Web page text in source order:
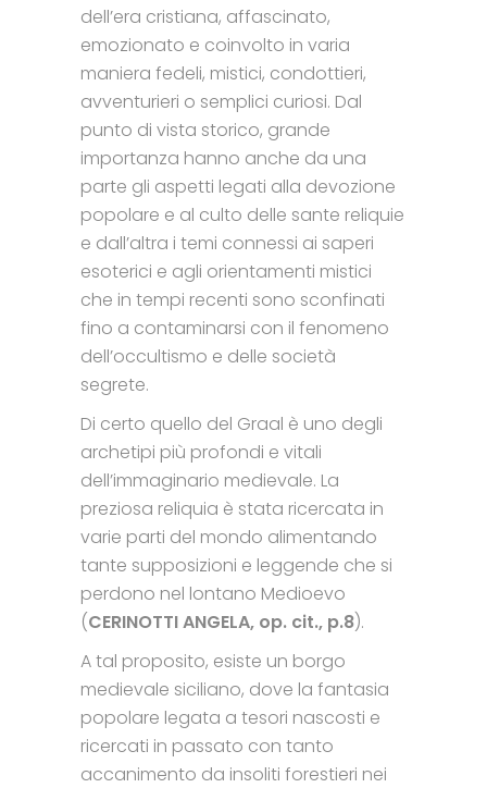
dell’era cristiana, affascinato,
emozionato e coinvolto in varia
maniera fedeli, mistici, condottieri,
avventurieri o semplici curiosi. Dal
punto di vista storico, grande
importanza hanno anche da una
parte gli aspetti legati alla devozione
popolare e al culto delle sante reliquie
e dall’altra i temi connessi ai saperi
esoterici e agli orientamenti mistici
che in tempi recenti sono sconfinati
fino a contaminarsi con il fenomeno
dell’occultismo e delle società
segrete.
Di certo quello del Graal è uno degli
archetipi più profondi e vitali
dell’immaginario medievale. La
preziosa reliquia è stata ricercata in
varie parti del mondo alimentando
tante supposizioni e leggende che si
perdono nel lontano Medioevo
(CERINOTTI ANGELA, op. cit., p.8).
A tal proposito, esiste un borgo
medievale siciliano, dove la fantasia
popolare legata a tesori nascosti e
ricercati in passato con tanto
accanimento da insoliti forestieri nei